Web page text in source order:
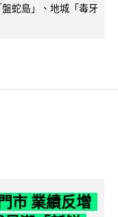
蛇島」、地城「毒牙
市 業績反增